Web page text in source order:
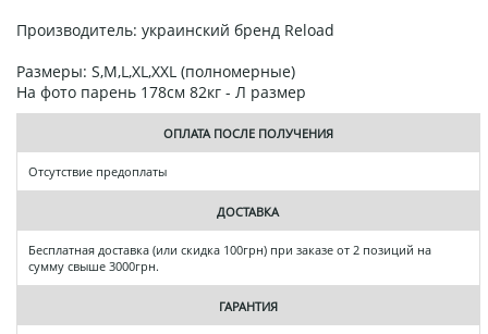
Производитель: украинский бренд Reload
Размеры: S,M,L,XL,XXL (полномерные)
На фото парень 178см 82кг - Л размер
ОПЛАТА ПОСЛЕ ПОЛУЧЕНИЯ
Отсутствие предоплаты
ДОСТАВКА
Бесплатная доставка (или скидка 100грн) при заказе от 2 позиций на
сумму свыше 3000грн.
ГАРАНТИЯ